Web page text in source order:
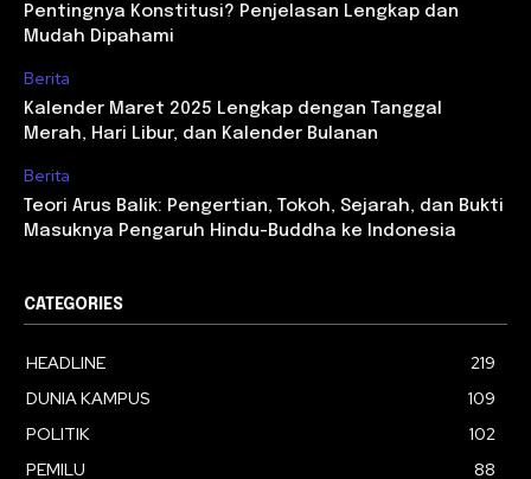
Pentingnya Konstitusi? Penjelasan Lengkap dan
Mudah Dipahami
Berita
Kalender Maret 2025 Lengkap dengan Tanggal
Merah, Hari Libur, dan Kalender Bulanan
Berita
Teori Arus Balik: Pengertian, Tokoh, Sejarah, dan Bukti
Masuknya Pengaruh Hindu-Buddha ke Indonesia
CATEGORIES
HEADLINE
219
DUNIA KAMPUS
109
POLITIK
102
PEMILU
88